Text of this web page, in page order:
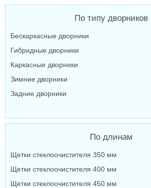
По типу дворников
Бескаркасные дворники
Гибридные дворники
Каркасные дворники
Зимние дворники
Задние дворники
По длинам
Щетки стеклоочистителя 350 мм
Щетки стеклоочистителя 400 мм
Щетки стеклоочистителя 450 мм